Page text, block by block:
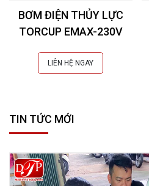
BƠM ĐIỆN THỦY LỰC
TORCUP EMAX-230V
LIÊN HỆ NGAY
TIN TỨC MỚI